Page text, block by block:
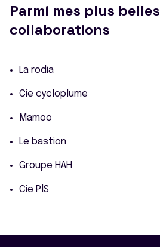
Parmi mes plus belles
collaborations
La rodia
Cie cycloplume
Mamoo
Le bastion
Groupe HAH
Cie PlS